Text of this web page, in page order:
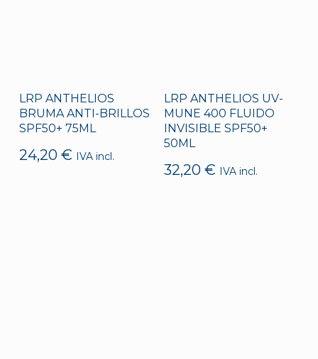
LRP ANTHELIOS
BRUMA ANTI-BRILLOS
SPF50+ 75ML
24,20 € IVA incl.
LRP ANTHELIOS UV-
MUNE 400 FLUIDO
INVISIBLE SPF50+
50ML
32,20€ IVA incl.